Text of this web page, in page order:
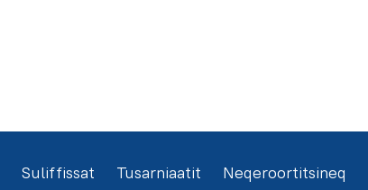
Suliffissat Tusarniaatit Neqeroortitsineq